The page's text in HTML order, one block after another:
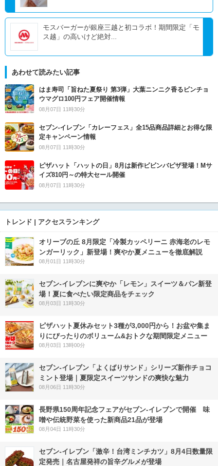
モスバーガーが銀座三越と初コラボ！期間限定「モ
ス越」の高いけど絶対...
あわせて読みたい記事
はま寿司「旨ねた夏祭り 第3弾」大葉ニンニク香るビンチョ
ウマグロ100円フェア開催情報
08月07日 11時30分
セブン‐イレブン「カレーフェス」全15品商品詳細とお得な限
定キャンペーン情報
08月07日 11時30分
ピザハット「ハットの日」8月は新作ビビンバピザ登場！Mサ
イズ810円～の特大セール開催
08月07日 11時30分
トレンド | アクセスランキング
オリーブの丘 8月限定「冷製カッペリーニ 赤海老のレモ
ンガーリック」新登場！爽やか夏メニューを徹底解説
08月01日 11時30分
セブン‐イレブンに爽やか「レモン」スイーツ＆パン新登
場！夏に食べたい限定商品をチェック
08月03日 11時30分
ピザハット夏休みセット3種が3,000円から！お盆や集ま
りにぴったりのボリューム&おトクな期間限定メニュー
08月03日 13時00分
セブン‐イレブン「よくばりサンド」シリーズ新作チョコ
ミント登場｜夏限定スイーツサンドの爽快な魅力
08月06日 11時30分
長野県150周年記念フェアがセブン-イレブンで開催 味
噌や伝統野菜を使った新商品21品が登場
08月04日 11時30分
セブン-イレブン「激辛！台湾ミンチカツ」8月4日数量限
定発売｜名古屋発祥の旨辛グルメが登場